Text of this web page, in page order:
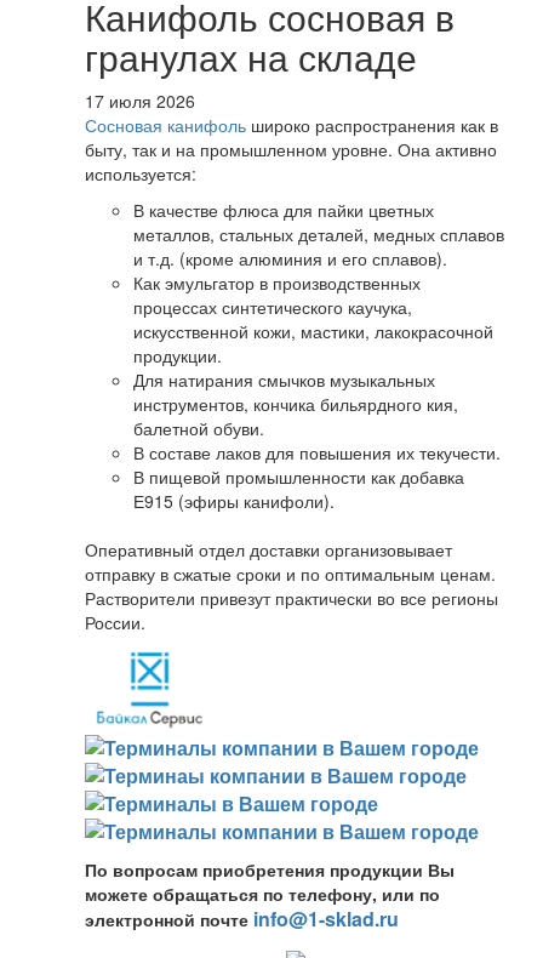
Канифоль сосновая в
гранулах на складе
17 июля 2026
Сосновая канифоль широко распространения как в
быту, так и на промышленном уровне. Она активно
используется:
В качестве флюса для пайки цветных
металлов, стальных деталей, медных сплавов
и т.д. (кроме алюминия и его сплавов).
Как эмульгатор в производственных
процессах синтетического каучука,
искусственной кожи, мастики, лакокрасочной
продукции.
Для натирания смычков музыкальных
инструментов, кончика бильярдного кия,
балетной обуви.
В составе лаков для повышения их текучести.
В пищевой промышленности как добавка
Е915 (эфиры канифоли).
Оперативный отдел доставки организовывает
отправку в сжатые сроки и по оптимальным ценам.
Растворители привезут практически во все регионы
России.
По вопросам приобретения продукции Вы
можете обращаться по телефону, или по
электронной почте info@1-sklad.ru